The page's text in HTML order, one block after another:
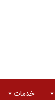
خدمات